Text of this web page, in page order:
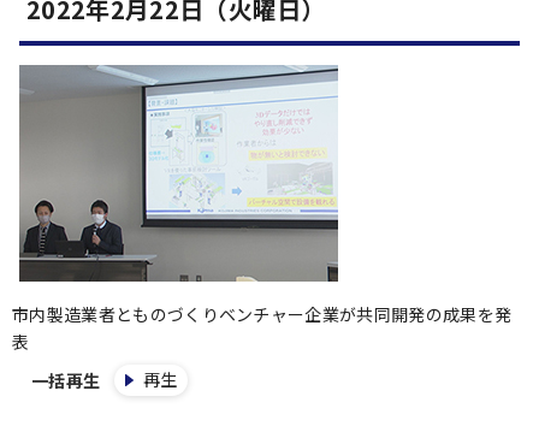
2022年2月22日（火曜日）
市内製造業者とものづくりベンチャー企業が共同開発の成果を発
表
一括再生
再生